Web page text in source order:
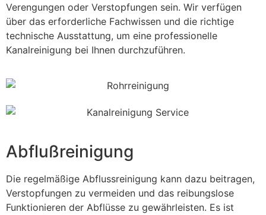
Verengungen oder Verstopfungen sein. Wir verfügen
über das erforderliche Fachwissen und die richtige
technische Ausstattung, um eine professionelle
Kanalreinigung bei Ihnen durchzuführen.
Abflußreinigung
Die regelmäßige Abflussreinigung kann dazu beitragen,
Verstopfungen zu vermeiden und das reibungslose
Funktionieren der Abflüsse zu gewährleisten. Es ist